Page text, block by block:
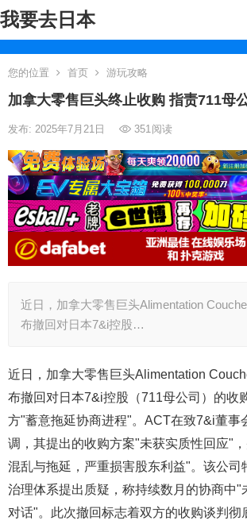
我要去日本
您的位置 首页 游玩攻略
加拿大零售巨头终止收购 指责711母
发布: 2025年7月21日 351阅读
近日，加拿大零售巨头Alimentation
布撤回对日本7&i控股…
近日，加拿大零售巨头Alimentation
布撤回对日本7&i控股（711母公司）的收
方"蓄意拖延协商进程"。ACT在致7&i董事
调，其提出的收购方案"未获实质性回应"
混乱与拖延，严重损害股东利益"。该公司
治理体系提出质疑，称持续数月的协商中"
对话"。此次撤回标志着双方的收购谈判彻